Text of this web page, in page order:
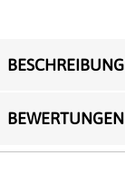
BESCHREIBUNG
BEWERTUNGEN